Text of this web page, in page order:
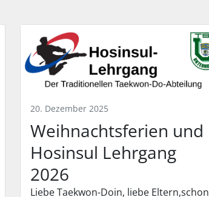
20. Dezember 2025
Weihnachtsferien und
Hosinsul Lehrgang
2026
Liebe Taekwon-Doin, liebe Eltern,schon